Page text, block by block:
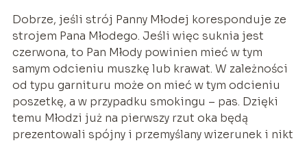
Dobrze, jeśli strój Panny Młodej koresponduje ze
strojem Pana Młodego. Jeśli więc suknia jest
czerwona, to Pan Młody powinien mieć w tym
samym odcieniu muszkę lub krawat. W zależności
od typu garnituru może on mieć w tym odcieniu
poszetkę, a w przypadku smokingu – pas. Dzięki
temu Młodzi już na pierwszy rzut oka będą
prezentowali spójny i przemyślany wizerunek i nikt